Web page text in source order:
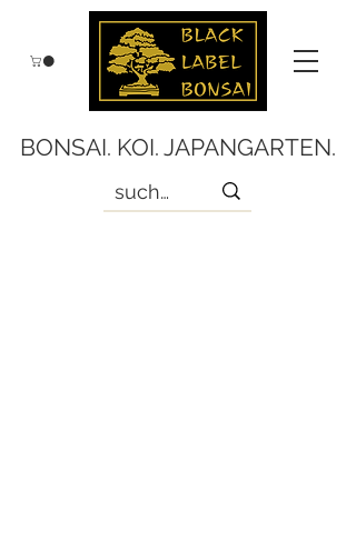
BONSAI. KOI. JAPANGARTEN.